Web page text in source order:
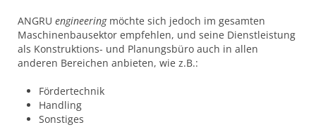
ANGRU engineeringmöchte sich jedoch im gesamten
Maschinenbausektor empfehlen, und seine Dienstleistung
als Konstruktions- und Planungsbüro auch in allen
anderen Bereichen anbieten, wie z.B.:
Fördertechnik
Handling
Sonstiges